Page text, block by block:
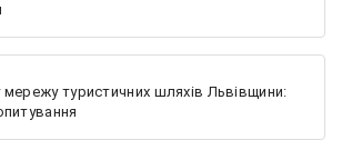
туристичних шляхів Львівщини: